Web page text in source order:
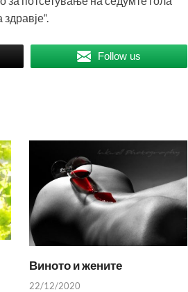
Follow us
Виното и жените
22/12/2020